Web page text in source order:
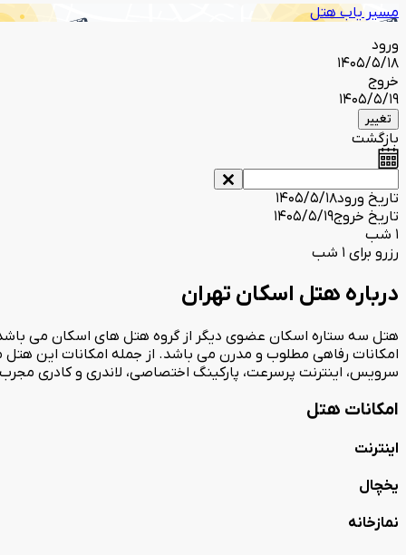
مسیر یاب هتل
ورود
1405/5/18
خروج
1405/5/19
تغییر
بازگشت
تاریخ ورود1405/5/18
تاریخ خروج1405/5/19
1 شب
رزرو برای 1 شب
درباره هتل اسکان تهران
امکانات رفاهی مطلوب و مدرن می باشد. از جمله امکانات این هتل می
سرویس، اینترنت پرسرعت، پارکینگ اختصاصی، لاندری و کادری مجرب
امکانات هتل
اینترنت
یخچال
نمازخانه